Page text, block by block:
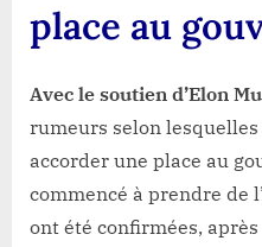
place au
Avec le soutien d’Elon
rumeurs selon
accorder une place au
commencé à prendre de
ont été confirmées,